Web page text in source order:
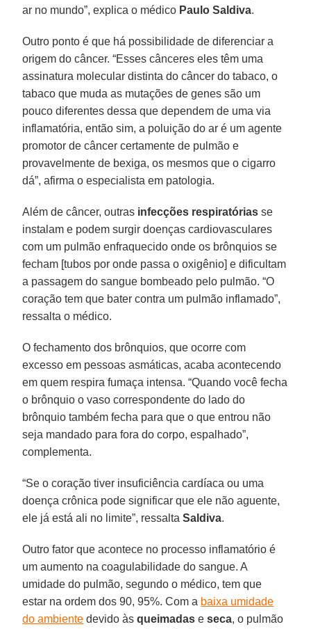
ar no mundo”, explica o médico Paulo Saldiva.
Outro ponto é que há possibilidade de diferenciar a
origem do câncer. “Esses cânceres eles têm uma
assinatura molecular distinta do câncer do tabaco, o
tabaco que muda as mutações de genes são um
pouco diferentes dessa que dependem de uma via
inflamatória, então sim, a poluição do ar é um agente
promotor de câncer certamente de pulmão e
provavelmente de bexiga, os mesmos que o cigarro
dá”, afirma o especialista em patologia.
Além de câncer, outras infecções respiratórias se
instalam e podem surgir doenças cardiovasculares
com um pulmão enfraquecido onde os brônquios se
fecham [tubos por onde passa o oxigênio] e dificultam
a passagem do sangue bombeado pelo pulmão. “O
coração tem que bater contra um pulmão inflamado”,
ressalta o médico.
O fechamento dos brônquios, que ocorre com
excesso em pessoas asmáticas, acaba acontecendo
em quem respira fumaça intensa. “Quando você fecha
o brônquio o vaso correspondente do lado do
brônquio também fecha para que o que entrou não
seja mandado para fora do corpo, espalhado”,
complementa.
“Se o coração tiver insuficiência cardíaca ou uma
doença crônica pode significar que ele não aguente,
ele já está ali no limite”, ressaltaSaldiva.
Outro fator que acontece no processo inflamatório é
um aumento na coagulabilidade do sangue. A
umidade do pulmão, segundo o médico, tem que
estar na ordem dos 90, 95%. Com a baixa umidade
do ambiente devido àsqueimadas eseca, o pulmão